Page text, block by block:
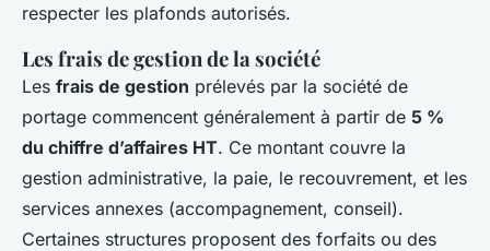
respecter les plafonds autorisés.
Les frais de gestion de la société
Les frais de gestion prélevés par la société de
portage commencent généralement à partir de 5 %
du chiffre d’affaires HT. Ce montant couvre la
gestion administrative, la paie, le recouvrement, et les
services annexes (accompagnement, conseil).
Certaines structures proposent des forfaits ou des